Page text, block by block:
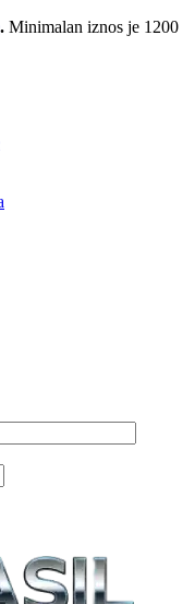
. Minimalan iznos je 1200